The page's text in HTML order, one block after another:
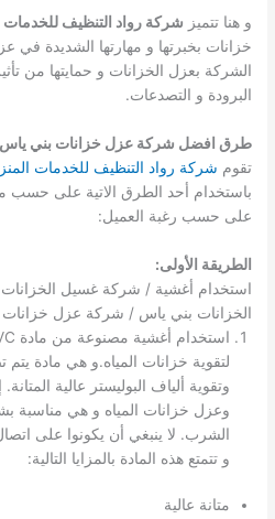
و هنا تتميز شركة رواد التنظيف للخدمات
خزانات بخبرتها و مهارتها الشديدة في
الشركة بعزل الخزانات و حمايتها من
البرودة و التصدعات.
طرق افضل شركة عزل خزانات بني ياس
تقوم شركة رواد التنظيف للخدمات
باستخدام أحد الطرق الاتية على حسب
على حسب رغبة العميل:
الطريقة الأولى:
استخدام أغشية / شركة غسيل
الخزانات بني ياس / شركة عزل
لتقوية خزانات المياه.و هي مادة
وتقوية ألياف البوليستر عالية
وعزل خزانات المياه و هي مناسبة
الشرب. لا ينبغي أن يكونوا على اتصال
و تتمتع هذه المادة بالمزايا التالية:
متانة عالية